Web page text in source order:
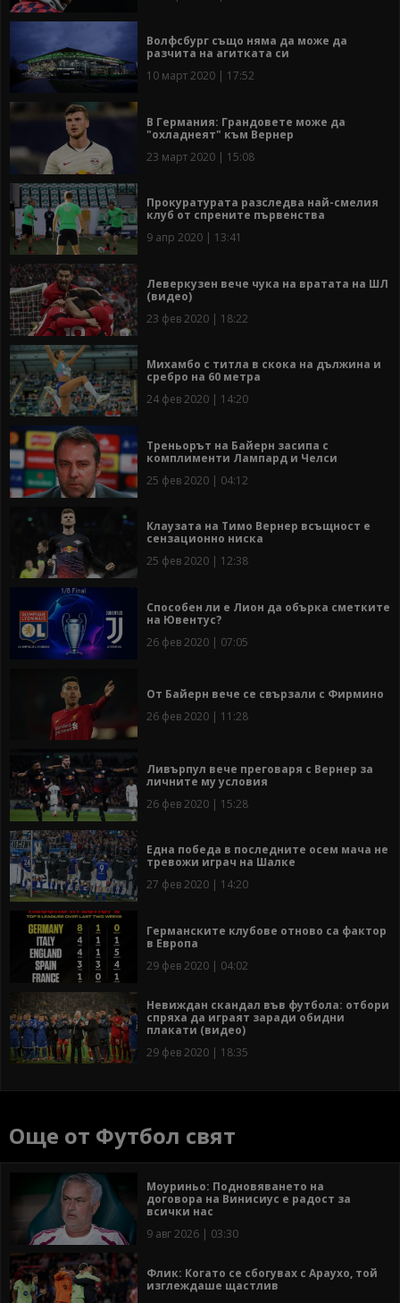
Волфсбург също няма да може да
разчита на агитката си
10 март 2020 | 17:52
В Германия: Грандовете може да
"охладнеят" към Вернер
23 март 2020 | 15:08
Прокуратурата разследва най-смелия
клуб от спрените първенства
9 апр 2020 | 13:41
Леверкузен вече чука на вратата на ШЛ
(видео)
23 фев 2020 | 18:22
Михамбо с титла в скока на дължина и
сребро на 60 метра
24 фев 2020 | 14:20
Треньорът на Байерн засипа с
комплименти Лампард и Челси
25 фев 2020 | 04:12
Клаузата на Тимо Вернер всъщност е
сензационно ниска
25 фев 2020 | 12:38
Способен ли е Лион да обърка сметките
на Ювентус?
26 фев 2020 | 07:05
От Байерн вече се свързали с Фирмино
26 фев 2020 | 11:28
Ливърпул вече преговаря с Вернер за
личните му условия
26 фев 2020 | 15:28
Една победа в последните осем мача не
тревожи играч на Шалке
27 фев 2020 | 14:20
Германските клубове отново са фактор
в Европа
29 фев 2020 | 04:02
Невиждан скандал във футбола: отбори
спряха да играят заради обидни
плакати (видео)
29 фев 2020 | 18:35
Още от Футбол свят
Моуриньо: Подновяването на
договора на Винисиус е радост за
всички нас
9 авг 2026 | 03:30
Флик: Когато се сбогувах с Араухо, той
изглеждаше щастлив